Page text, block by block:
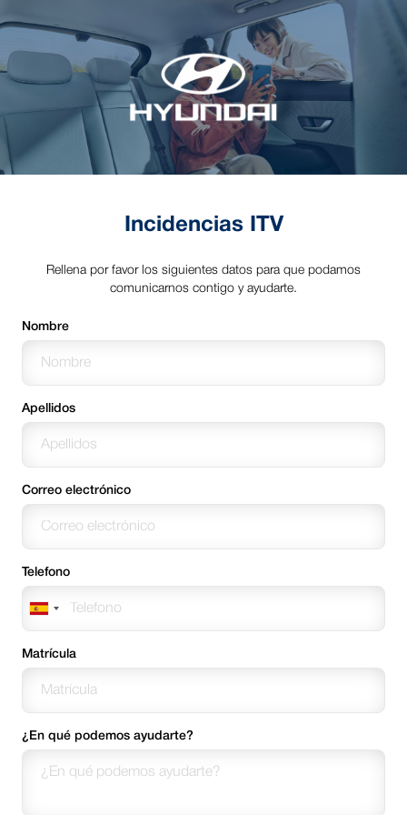
Incidencias ITV
Rellena por favor los siguientes datos para que podamos
comunicarnos contigo y ayudarte.
Nombre
Apellidos
Correo electrónico
Telefono
Matrícula
¿En qué podemos ayudarte?